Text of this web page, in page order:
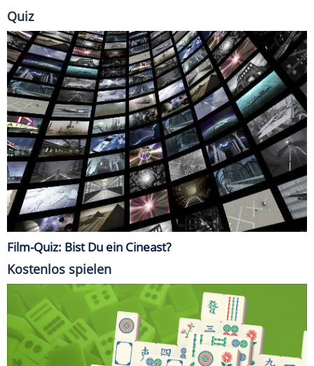
Quiz
Film-Quiz: Bist Du ein Cineast?
Kostenlos spielen